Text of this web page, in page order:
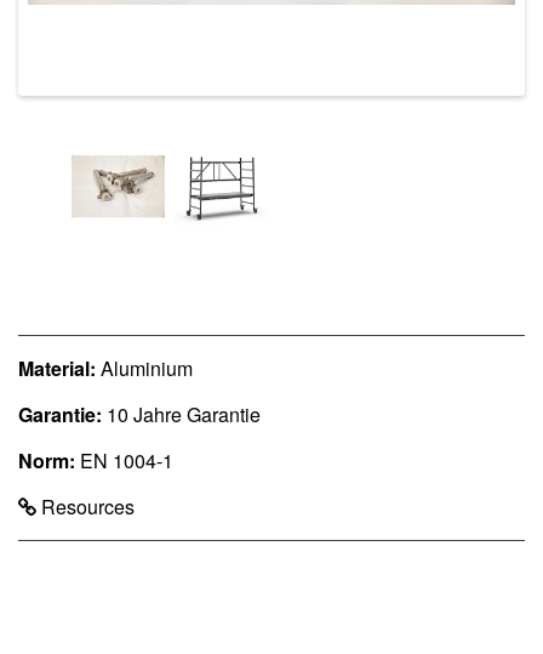
Material: Aluminium
Garantie: 10 Jahre Garantie
Norm: EN 1004-1
Resources